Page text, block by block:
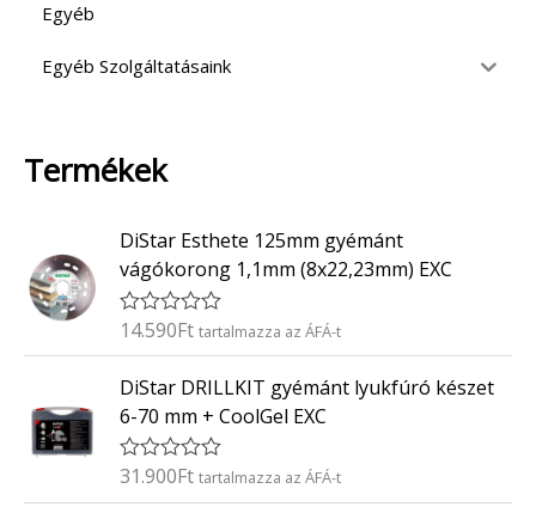
Egyéb
Egyéb Szolgáltatásaink
Termékek
DiStar Esthete 125mm gyémánt
vágókorong 1,1mm (8x22,23mm) EXC
É
é
k
e
l
s
:
14.590Ft tartalmazza az ÁFÁ-t
DiStar DRILLKIT gyémánt lyukfúró készet
6-70 mm + CoolGel EXC
É
31.900Ft tartalmazza az ÁFÁ-t